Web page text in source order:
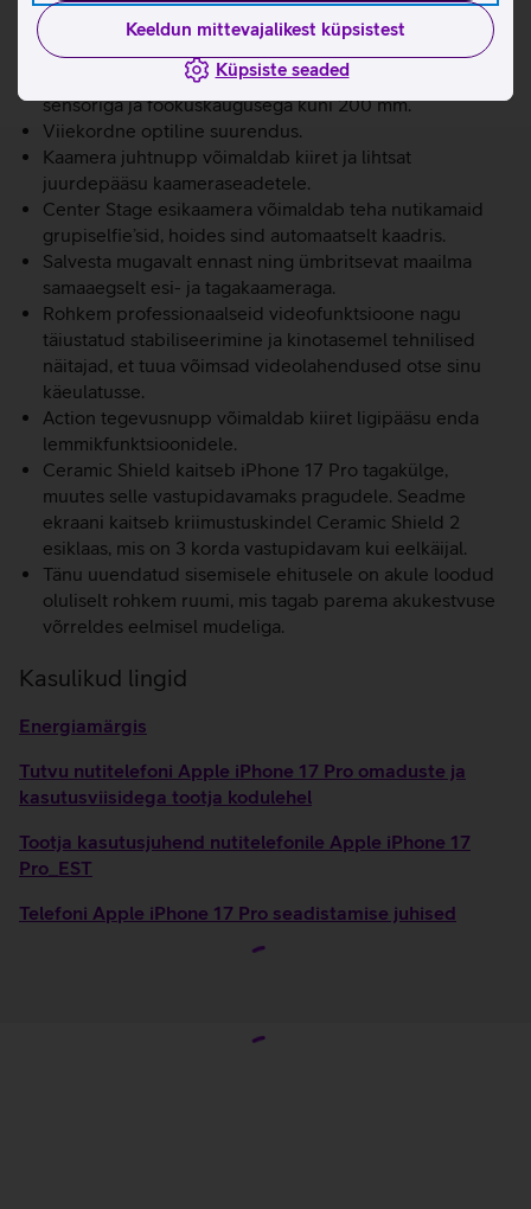
Keeldun mittevajalikest küpsistest
Küpsiste seaded
värskendussagedust ja on eredusega kuni 3000 nitti.
Võimas A19 Pro kiip koos vesijahutusega.
Võimas 48 Mpix Fusion profikaamerasüsteem suurema
sensoriga ja fookuskaugusega kuni 200 mm.
Viiekordne optiline suurendus.
Kaamera juhtnupp võimaldab kiiret ja lihtsat
juurdepääsu kaameraseadetele.
Center Stage esikaamera võimaldab teha nutikamaid
grupiselfie’sid, hoides sind automaatselt kaadris.
Salvesta mugavalt ennast ning ümbritsevat maailma
samaaegselt esi- ja tagakaameraga.
Rohkem professionaalseid videofunktsioone nagu
täiustatud stabiliseerimine ja kinotasemel tehnilised
näitajad, et tuua võimsad videolahendused otse sinu
käeulatusse.
Action tegevusnupp võimaldab kiiret ligipääsu enda
lemmikfunktsioonidele.
Ceramic Shield kaitseb iPhone 17 Pro tagakülge,
muutes selle vastupidavamaks pragudele. Seadme
ekraani kaitseb kriimustuskindel Ceramic Shield 2
esiklaas, mis on 3 korda vastupidavam kui eelkäijal.
Tänu uuendatud sisemisele ehitusele on akule loodud
oluliselt rohkem ruumi, mis tagab parema akukestvuse
võrreldes eelmisel mudeliga.
Kasulikud lingid
Energiamärgis
Tutvu nutitelefoni Apple iPhone 17 Pro omaduste ja
kasutusviisidega tootja kodulehel
Tootja kasutusjuhend nutitelefonile Apple iPhone 17
Pro_EST
Telefoni Apple iPhone 17 Pro seadistamise juhised